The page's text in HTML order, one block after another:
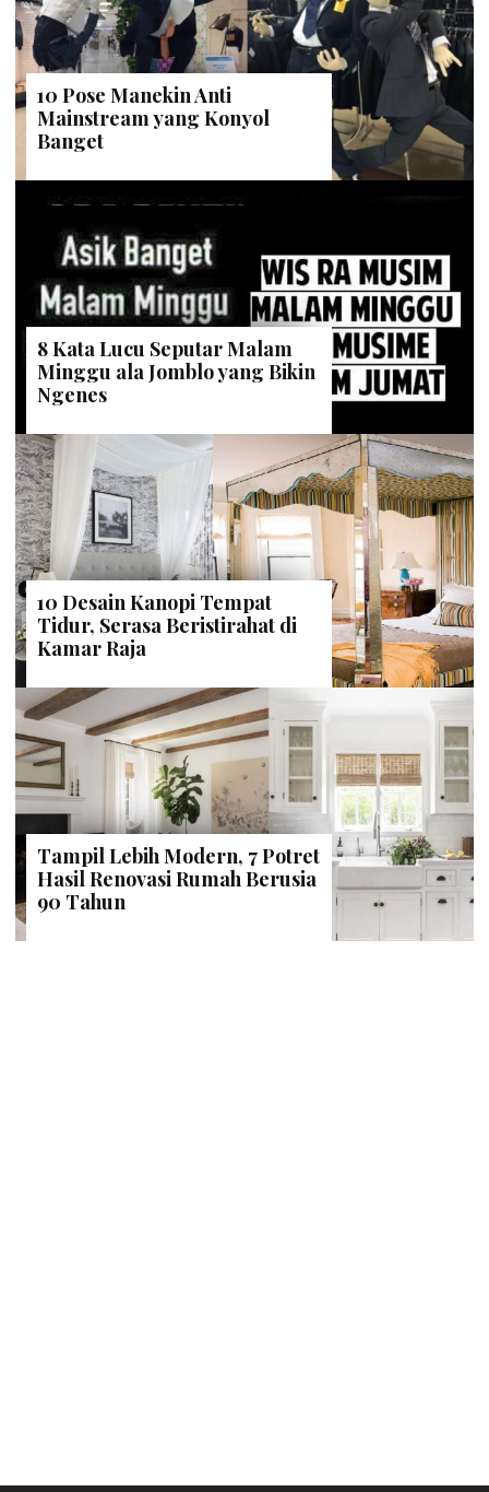
10 Pose Manekin Anti
Mainstream yang Konyol
Banget
8 Kata Lucu Seputar Malam
Minggu ala Jomblo yang Bikin
Ngenes
10 Desain Kanopi Tempat
Tidur, Serasa Beristirahat di
Kamar Raja
Tampil Lebih Modern, 7 Potret
Hasil Renovasi Rumah Berusia
90 Tahun